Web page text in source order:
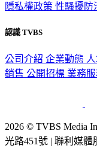
隱私權政策 性騷擾防
認識 TVBS
公司介紹 企業動態
銷售 公開招標 業務
2026 © TVBS Media
光路451號 | 聯利媒體